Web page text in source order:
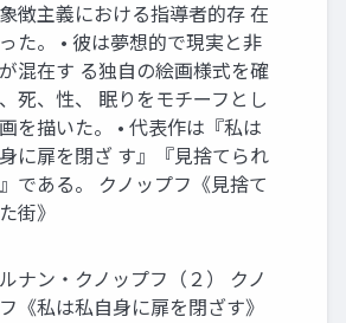
徴主義における指導者的存 在
た。 • 彼は夢想的で現実と非
混在す る独自の絵画様式を確
死、性、 眠りをモチーフとし
を描いた。 • 代表作は『私は
に扉を閉ざ す』『見捨てられ
である。 クノップフ《見捨て
街》
ナン・クノップフ（２） クノ
《私は私自身に扉を閉ざす》